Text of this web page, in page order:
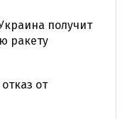
получит
ракету
от